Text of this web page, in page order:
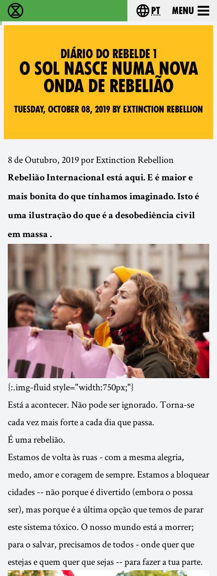
Extinction Rebellion - Home Choose your
pt Menu
DIÁRIO DO REBELDE 1
O SOL NASCE NUMA NOVA
ONDA DE REBELIÃO
Tuesday, October 08, 2019 by Extinction Rebellion
8 de Outubro, 2019 por Extinction Rebellion
Rebelião Internacional está aqui. E é maior e
mais bonita do que tínhamos imaginado. Isto é
uma ilustração do que é a desobediência civil
em massa .
{:.img-fluid style="width:750px;"}
Está a acontecer. Não pode ser ignorado. Torna-se
cada vez mais forte a cada dia que passa.
É uma rebelião.
Estamos de volta às ruas - com a mesma alegria,
medo, amor e coragem de sempre. Estamos a bloquear
cidades -- não porque é divertido (embora o possa
ser), mas porque é a última opção que temos de parar
este sistema tóxico. O nosso mundo está a morrer;
para o salvar, precisamos de todos - onde quer que
estejas e quem quer que sejas -- para fazer a tua parte.